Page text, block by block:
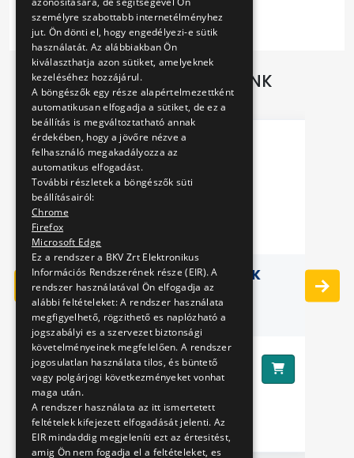
TOVÁBBI AJÁNLATAINK
GURULÓS TÖRTÉNETEK
Ár:2990 Ft
személyre szabottabb internetélményhez
jut. Ön dönti el, hogy engedélyezi-e sütik
használatát. Az alábbiakban Ön
kiválaszthatja azon sütiket, amelyeknek
kezeléséhez hozzájárul.
A böngészők egy része alapértelmezettként
automatikusan elfogadja a sütiket, de ez a
beállítás is megváltoztatható annak
érdekében, hogy a jövőre nézve a
felhasználó megakadályozza az
automatikus elfogadást.
További részletek a böngészők süti
beállításairól:
Chrome
Firefox
Microsoft Edge
Ez a rendszer a BKV Zrt Elektronikus
Információs Rendszerének része (EIR). A
rendszer használatával Ön elfogadja az
alábbi feltételeket: A rendszer használata
megfigyelhető, rögzithető es naplózható a
jogszabályi es a szervezet biztonsági
követelményeinek megfelelően. A rendszer
jogosulatlan használata tilos, és büntető
vagy polgárjogi következményeket vonhat
maga után.
A rendszer használata az itt ismertetett
feltételek kifejezett elfogadását jelenti. Az
EIR mindaddig megjeleníti ezt az értesitést,
amig Ön nem fogadja el a feltételeket, es